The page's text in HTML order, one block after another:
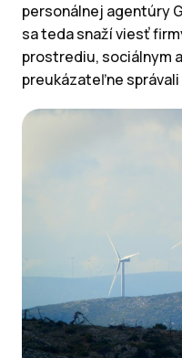
personálnej agentúry
sa teda snaží viesť
prostrediu, sociálnym
preukázateľne